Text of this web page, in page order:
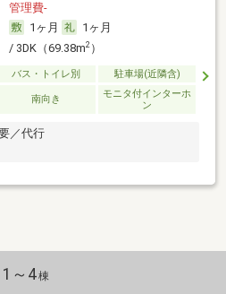
管理費-
1ヶ月
1ヶ月
/ 3DK（69.38m2）
バス・トイレ別 駐車場(近隣含)
南向き
モニタ付インターホ
ン
／代行
1～4棟